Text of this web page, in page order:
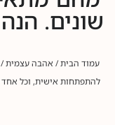
שונים.
עמוד הבית/ אהבה עצמית
להתפתחות אישית, וכל